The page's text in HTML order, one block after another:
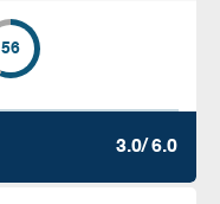
56
3.0/ 6.0